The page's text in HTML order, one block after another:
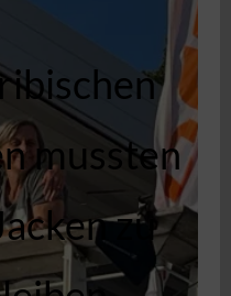
mussten
zu